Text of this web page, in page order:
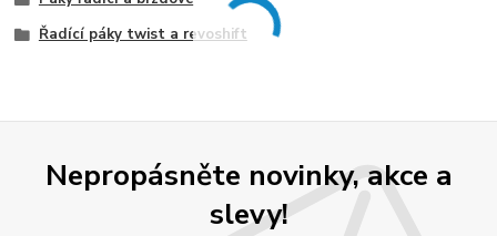
Řadící páky twist a revoshift
Nepropásněte novinky, akce a
slevy!